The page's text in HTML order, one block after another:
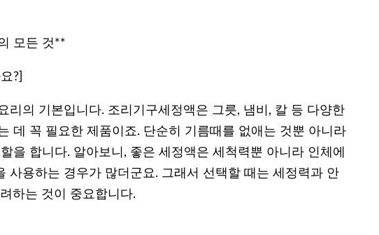
모든 것**
?]
리의 기본입니다. 조리기구세정액은 그릇, 냄비, 칼 등 다양한
데 꼭 필요한 제품이죠. 단순히 기름때를 없애는 것뿐 아니라
을 합니다. 알아보니, 좋은 세정액은 세척력뿐 아니라 인체에
사용하는 경우가 많더군요. 그래서 선택할 때는 세정력과 안
하는 것이 중요합니다.